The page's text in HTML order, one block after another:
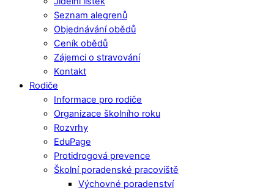
Seznam alegrenů
Objednávání obědů
Ceník obědů
Zájemci o stravování
Kontakt
Rodiče
Informace pro rodiče
Organizace školního roku
Rozvrhy
EduPage
Protidrogová prevence
Školní poradenské pracoviště
Výchovné poradenství